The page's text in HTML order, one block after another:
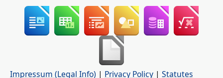
Impressum (Legal Info) | Privacy Policy | Statutes